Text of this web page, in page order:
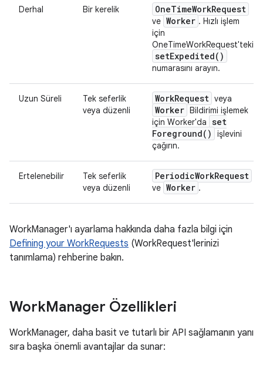
Derhal Bir kerelik OneTimeWorkRequest
ve Worker . Hızlı işlem
için
OneTimeWorkRequest'teki
setExpedited( )
numarasını arayın.
Uzun Süreli
Tek seferlik
veya düzenli
WorkRequest veya
Worker Bildirimi işlemek
için Worker'da set
Foreground( )
işlevini
çağırın.
Ertelenebilir
Tek seferlik
veya düzenli
PeriodicWorkRequest
ve Worker .
WorkManager'ı ayarlama hakkında daha fazla bilgi için
Defining your WorkRequests (WorkRequest'lerinizi
tanımlama) rehberine bakın.
WorkManager Özellikleri
WorkManager, daha basit ve tutarlı bir API sağlamanın yanı
sıra başka önemli avantajlar da sunar: